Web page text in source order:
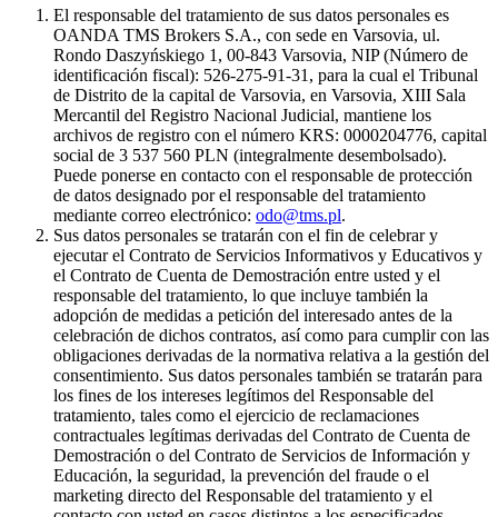
El responsable del tratamiento de sus datos personales es
OANDA TMS Brokers S.A., con sede en Varsovia, ul.
Rondo Daszyńskiego 1, 00-843 Varsovia, NIP (Número de
identificación fiscal): 526-275-91-31, para la cual el Tribunal
de Distrito de la capital de Varsovia, en Varsovia, XIII Sala
Mercantil del Registro Nacional Judicial, mantiene los
archivos de registro con el número KRS: 0000204776, capital
social de 3 537 560 PLN (integralmente desembolsado).
Puede ponerse en contacto con el responsable de protección
de datos designado por el responsable del tratamiento
mediante correo electrónico: odo@tms.pl.
Sus datos personales se tratarán con el fin de celebrar y
ejecutar el Contrato de Servicios Informativos y Educativos y
el Contrato de Cuenta de Demostración entre usted y el
responsable del tratamiento, lo que incluye también la
adopción de medidas a petición del interesado antes de la
celebración de dichos contratos, así como para cumplir con las
obligaciones derivadas de la normativa relativa a la gestión del
consentimiento. Sus datos personales también se tratarán para
los fines de los intereses legítimos del Responsable del
tratamiento, tales como el ejercicio de reclamaciones
contractuales legítimas derivadas del Contrato de Cuenta de
Demostración o del Contrato de Servicios de Información y
Educación, la seguridad, la prevención del fraude o el
marketing directo del Responsable del tratamiento y el